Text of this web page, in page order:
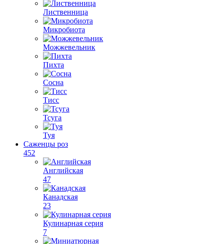
Лиственница
Микробиота
Можжевельник
Пихта
Сосна
Тисс
Тсуга
Туя
Саженцы роз
452
Английская
47
Канадская
23
Кулинарная серия
7